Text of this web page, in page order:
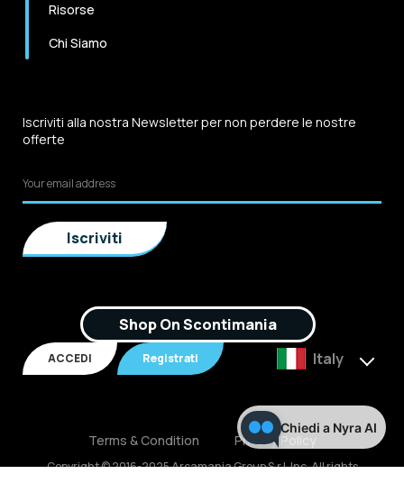
Chiedi a Nyra AI
Risorse
Chi Siamo
Iscriviti alla nostra Newsletter per non perdere le nostre
offerte
Shop On Scontimania
ACCEDI Registrati Italy
Copyright © 2016-2025 Arcamania Group S.r.l, Inc. All rights
Terms & Condition Privacy Policy